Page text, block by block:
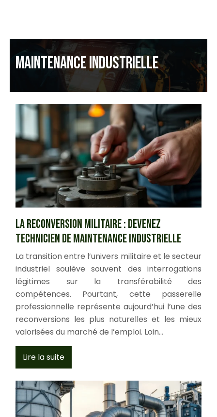
MAINTENANCE INDUSTRIELLE
La reconversion militaire : devenez
technicien de maintenance industrielle
La transition entre l’univers militaire et le secteur
industriel soulève souvent des interrogations
légitimes sur la transférabilité des
compétences. Pourtant, cette passerelle
professionnelle représente aujourd’hui l’une des
reconversions les plus naturelles et les mieux
valorisées du marché de l’emploi. Loin…
Lire la suite